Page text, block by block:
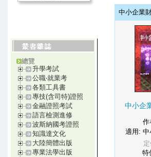
總覽
升學考試
公職‧就業考
各類工具書
專技(含司特)證照
金融證照考試
語言檢測進修
波斯納國考證照
知識達文化
大陸簡體出版
專業法學出版
中小企業
中小企
作
適用: 中
特